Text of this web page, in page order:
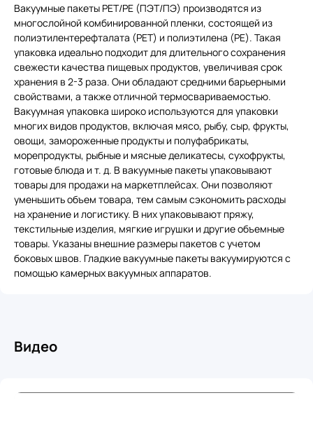
Вакуумные пакеты PET/PE (ПЭТ/ПЭ) производятся из
многослойной комбинированной пленки, состоящей из
полиэтилентерефталата (PET) и полиэтилена (PE). Такая
упаковка идеально подходит для длительного сохранения
свежести качества пищевых продуктов, увеличивая срок
хранения в 2-3 раза. Они обладают средними барьерными
свойствами, а также отличной термосвариваемостью.
Вакуумная упаковка широко используются для упаковки
многих видов продуктов, включая мясо, рыбу, сыр, фрукты,
овощи, замороженные продукты и полуфабрикаты,
морепродукты, рыбные и мясные деликатесы, сухофрукты,
готовые блюда и т. д. В вакуумные пакеты упаковывают
товары для продажи на маркетплейсах. Они позволяют
уменьшить объем товара, тем самым сэкономить расходы
на хранение и логистику. В них упаковывают пряжу,
текстильные изделия, мягкие игрушки и другие объемные
товары. Указаны внешние размеры пакетов с учетом
боковых швов. Гладкие вакуумные пакеты вакуумируются с
помощью камерных вакуумных аппаратов.
Видео